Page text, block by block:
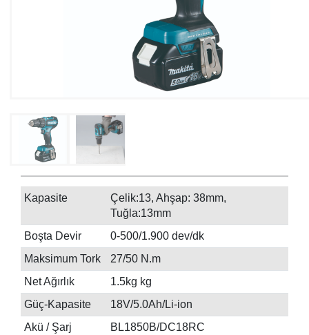
Kapasite
Çelik:13, Ahşap: 38mm,
Tuğla:13mm
Boşta Devir
0-500/1.900 dev/dk
Maksimum Tork
27/50 N.m
Net Ağırlık
1.5kg kg
Güç-Kapasite
18V/5.0Ah/Li-ion
Akü / Şarj
BL1850B/DC18RC